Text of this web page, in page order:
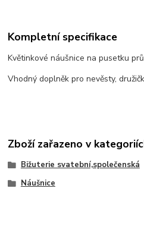
Kompletní specifikace
Květinkové náušnice na pusetku
Vhodný doplněk pro nevěsty,
Zboží zařazeno v
Bižuterie svatební,společenská
Náušnice